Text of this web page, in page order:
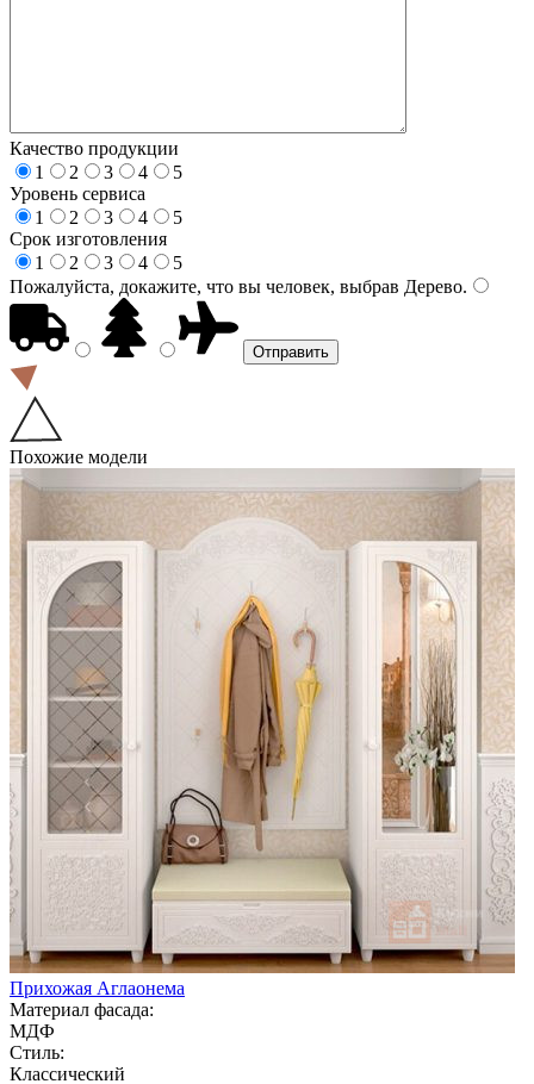
Качество продукции
1
2 3 4
5
Уровень сервиса
1
2 3 4
5
Срок изготовления
1
2 3 4
5
Пожалуйста, докажите, что вы человек, выбрав Дерево.
Похожие модели
Прихожая Аглаонема
Материал фасада:
МДФ
Стиль:
Классический